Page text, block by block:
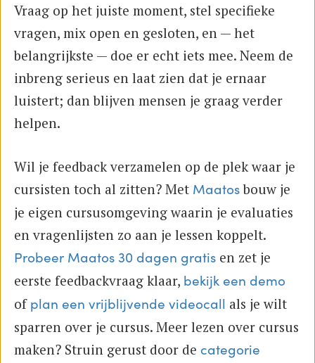
Vraag op het juiste moment, stel specifieke
vragen, mix open en gesloten, en — het
belangrijkste — doe er echt iets mee. Neem de
inbreng serieus en laat zien dat je ernaar
luistert; dan blijven mensen je graag verder
helpen.
Wil je feedback verzamelen op de plek waar je
cursisten toch al zitten? Met Maatosbouw je
je eigen cursusomgeving waarin je evaluaties
en vragenlijsten zo aan je lessen koppelt.
Probeer Maatos 30 dagen gratis en zet je
eerste feedbackvraag klaar, bekijk een demo
of plan een vrijblijvende videocall
als je wilt
sparren over je cursus. Meer lezen over cursus
maken? Struin gerust door de categorie